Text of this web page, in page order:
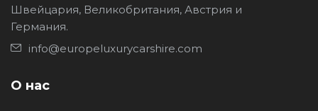
Швейцария, Великобритания, Австрия и
Германия.
info@europeluxurycarshire.com
О нас